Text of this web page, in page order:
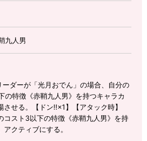
九人男
ーダーが「光月おでん」の場合、自分の
の特徴《赤鞘九人男》を持つキャラカ
させる。【ドン!!×1】【アタック時】
コスト3以下の特徴《赤鞘九人男》を持
クティブにする。